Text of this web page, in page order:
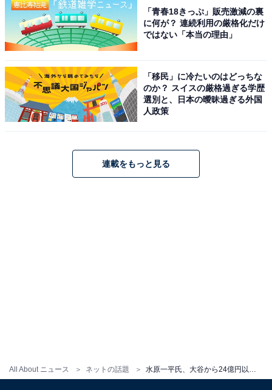
All About ニュース ネットの話題
「青春18きっぷ」販売激減の裏
に何が？ 連続利用の厳格化だけ
ではない「本当の理由」
「移民」に冷たいのはどっちな
のか？ スイスの厳格過ぎる学歴
選別と、日本の曖昧過ぎる外国
人政策
連載をもっと見る